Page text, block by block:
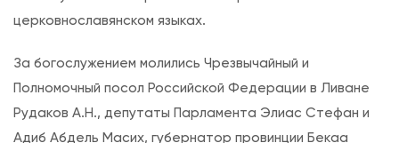
и
у
р
г
церковнославянском языках.
За богослужением молились Чрезвычайный и
Полномочный посол Российской Федерации в Ливане
Рудаков А.Н., депутаты Парламента Элиас Стефан и
Адиб Абдель Масих, губернатор провинции Бекаа